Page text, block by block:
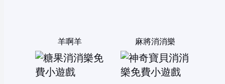
羊啊羊 麻將消消樂